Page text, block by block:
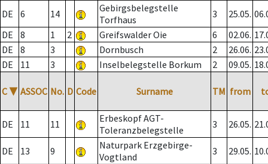
DE
6 14
Gebirgsbelegstelle
Torfhaus
3 25.05.
DE
8 1 2 Greifswalder Oie 6 02.06.
DE
8 3 Dornbusch 2 26.06.
DE
11 3 Inselbelegstelle Borkum 2 09.05.
C ▼ ASSOC No. D Code Surname TM from
DE 11 11
Erbeskopf AGT-
Toleranzbelegstelle
3 26.05.
DE 13 9
Naturpark Erzgebirge-
Vogtland
3 29.05.